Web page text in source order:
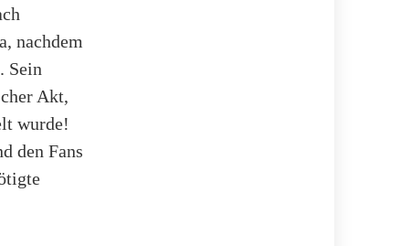
nachdem
Sein
Akt,
wurde!
den Fans